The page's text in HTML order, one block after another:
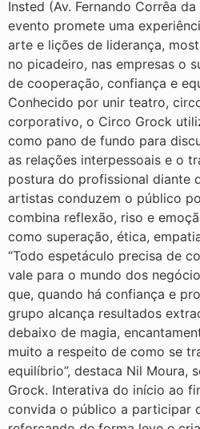
Insted (Av. Fernando Corrêa
evento promete uma
arte e lições de liderança,
no picadeiro, nas empresas o
de cooperação, confiança e
Conhecido por unir teatro,
corporativo, o Circo Grock
como pano de fundo para
as relações interpessoais e o
postura do profissional diante
artistas conduzem o público
combina reflexão, riso e
como superação, ética,
“Todo espetáculo precisa de
vale para o mundo dos
que, quando há confiança e
grupo alcança resultados
debaixo de magia,
muito a respeito de como se
equilíbrio”, destaca Nil Moura,
Grock. Interativa do início ao
convida o público a participar